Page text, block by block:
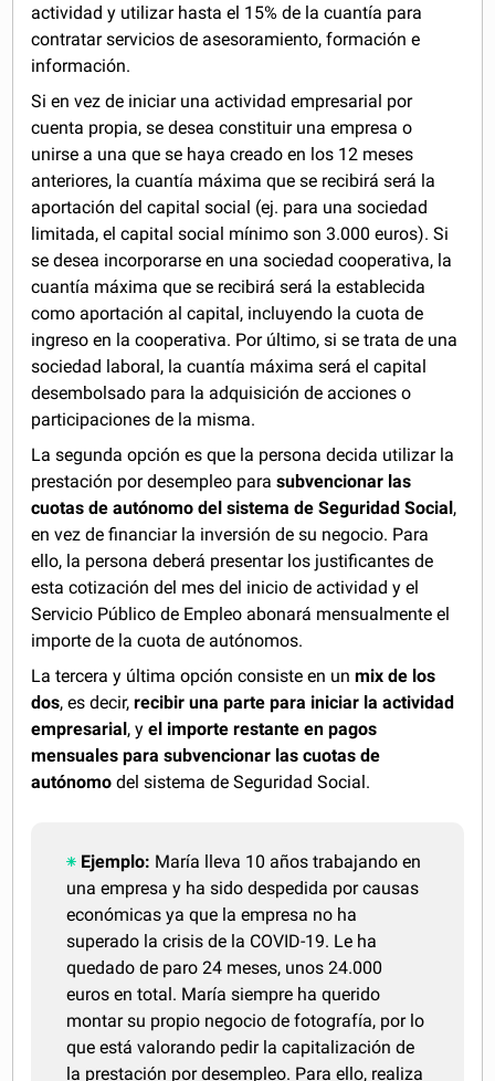
actividad y utilizar hasta el 15% de la cuantía para
contratar servicios de asesoramiento, formación e
información.
Si en vez de iniciar una actividad empresarial por
cuenta propia, se desea constituir una empresa o
unirse a una que se haya creado en los 12 meses
anteriores, la cuantía máxima que se recibirá será la
aportación del capital social (ej. para una sociedad
limitada, el capital social mínimo son 3.000 euros). Si
se desea incorporarse en una sociedad cooperativa, la
cuantía máxima que se recibirá será la establecida
como aportación al capital, incluyendo la cuota de
ingreso en la cooperativa. Por último, si se trata de una
sociedad laboral, la cuantía máxima será el capital
desembolsado para la adquisición de acciones o
participaciones de la misma.
La segunda opción es que la persona decida utilizar la
prestación por desempleo parasubvencionar las
cuotas de autónomo del sistema de Seguridad Social,
en vez de financiar la inversión de su negocio. Para
ello, la persona deberá presentar los justificantes de
esta cotización del mes del inicio de actividad y el
Servicio Público de Empleo abonará mensualmente el
importe de la cuota de autónomos.
La tercera y última opción consiste en un mix de los
dos, es decir,recibir una parte para iniciar la actividad
empresarial, yel importe restante en pagos
mensuales para subvencionar las cuotas de
autónomo del sistema de Seguridad Social.
Ejemplo: María lleva 10 años trabajando en
una empresa y ha sido despedida por causas
económicas ya que la empresa no ha
superado la crisis de la COVID-19. Le ha
quedado de paro 24 meses, unos 24.000
euros en total. María siempre ha querido
montar su propio negocio de fotografía, por lo
que está valorando pedir la capitalización de
la prestación por desempleo. Para ello, realiza